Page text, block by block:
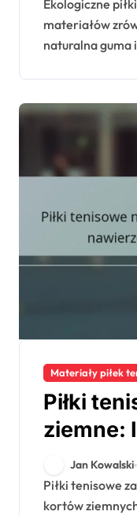
rynkowe
Ekologiczne piłki tenisowe są wykonane z
materiałów
naturalna guma
Materiały piłek
Piłki
ziemne:
Jan Kowalski
Piłki tenisowe zaprojektowane specjalnie do
kortów